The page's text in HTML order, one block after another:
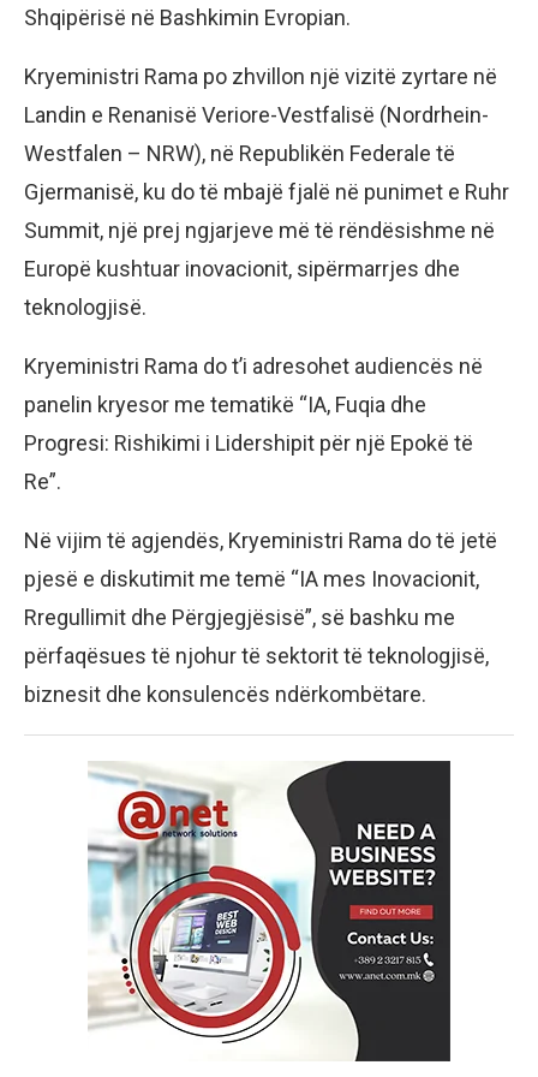
Shqipërisë në Bashkimin Evropian.
Kryeministri Rama po zhvillon një vizitë zyrtare në
Landin e Renanisë Veriore-Vestfalisë (Nordrhein-
Westfalen – NRW), në Republikën Federale të
Gjermanisë, ku do të mbajë fjalë në punimet e Ruhr
Summit, një prej ngjarjeve më të rëndësishme në
Europë kushtuar inovacionit, sipërmarrjes dhe
teknologjisë.
Kryeministri Rama do t’i adresohet audiencës në
panelin kryesor me tematikë “IA, Fuqia dhe
Progresi: Rishikimi i Lidershipit për një Epokë të
Re”.
Në vijim të agjendës, Kryeministri Rama do të jetë
pjesë e diskutimit me temë “IA mes Inovacionit,
Rregullimit dhe Përgjegjësisë”, së bashku me
përfaqësues të njohur të sektorit të teknologjisë,
biznesit dhe konsulencës ndërkombëtare.